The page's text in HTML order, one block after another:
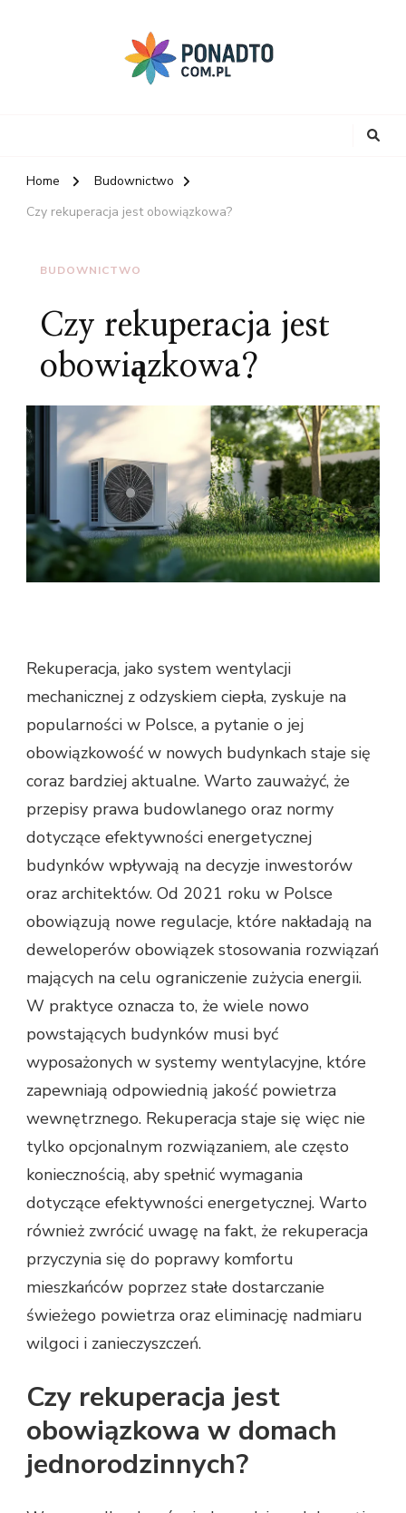
Home
Budownictwo
Czy rekuperacja jest obowiązkowa?
BUDOWNICTWO
Czy rekuperacja jest
obowiązkowa?
Rekuperacja, jako system wentylacji
mechanicznej z odzyskiem ciepła, zyskuje na
popularności w Polsce, a pytanie o jej
obowiązkowość w nowych budynkach staje się
coraz bardziej aktualne. Warto zauważyć, że
przepisy prawa budowlanego oraz normy
dotyczące efektywności energetycznej
budynków wpływają na decyzje inwestorów
oraz architektów. Od 2021 roku w Polsce
obowiązują nowe regulacje, które nakładają na
deweloperów obowiązek stosowania rozwiązań
mających na celu ograniczenie zużycia energii.
W praktyce oznacza to, że wiele nowo
powstających budynków musi być
wyposażonych w systemy wentylacyjne, które
zapewniają odpowiednią jakość powietrza
wewnętrznego. Rekuperacja staje się więc nie
tylko opcjonalnym rozwiązaniem, ale często
koniecznością, aby spełnić wymagania
dotyczące efektywności energetycznej. Warto
również zwrócić uwagę na fakt, że rekuperacja
przyczynia się do poprawy komfortu
mieszkańców poprzez stałe dostarczanie
świeżego powietrza oraz eliminację nadmiaru
wilgoci i zanieczyszczeń.
Czy rekuperacja jest
obowiązkowa w domach
jednorodzinnych?